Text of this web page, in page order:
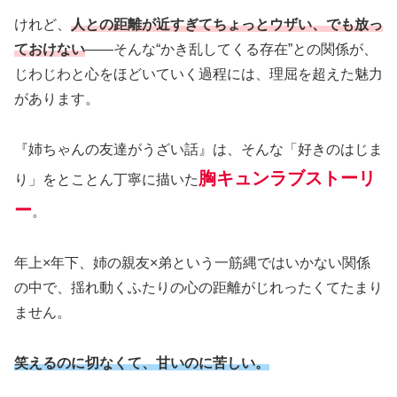
けれど、 人との距離が近すぎてちょっとウザい、でも放っ
ておけない――そんな“かき乱してくる存在”との関係が、
じわじわと心をほどいていく過程には、理屈を超えた魅力
があります。
『姉ちゃんの友達がうざい話』は、そんな「好きのはじま
り」をとことん丁寧に描いた胸キュンラブストーリ
ー。
年上×年下、姉の親友×弟という一筋縄ではいかない関係
の中で、揺れ動くふたりの心の距離がじれったくてたまり
ません。
笑えるのに切なくて、甘いのに苦しい。